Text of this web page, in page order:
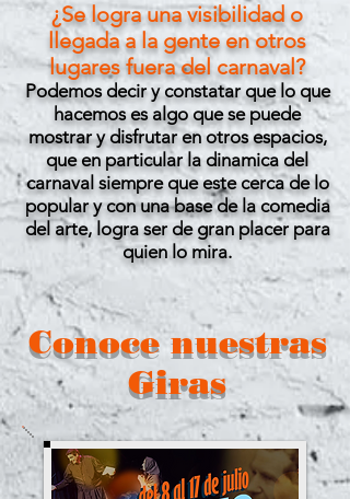
Conoce nuestras
Giras
¿Se logra una visibilidad o
llegada a la gente en otros
lugares fuera del carnaval?
Podemos decir y constatar que lo que
hacemos es algo que se puede
mostrar y disfrutar en otros espacios,
que en particular la dinamica del
carnaval siempre que este cerca de lo
popular y con una base de la comedia
del arte, logra ser de gran placer para
quien lo mira.